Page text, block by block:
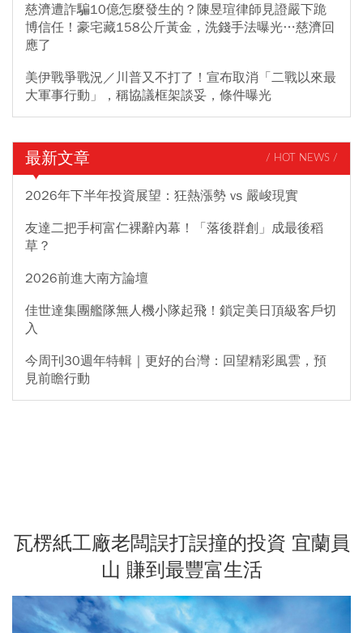
慈濟遭詐騙10億怎麼發生的？陳昱瑄律師見證嚴下跪
博信任！豪宅藏158公斤黃金，洗錢手法曝光…慈濟回
應了
美伊戰爭戰況／川普又不打了！宣布取消「二戰以來最
大軍事行動」，稱協議框架談妥，條件曝光
最新文章 / HOT NEWS /
2026年下半年投資展望：狂熱漲勢 vs 嚴峻現實
友達二把手柯富仁裸辭內幕！「落後群創」成最後稻
草？
2026前進大南方論壇
佳世達集團艦隊無人機小隊起飛！鎖定美日頂級客戶切
入
今周刊30週年特輯｜更好的台灣：回望精彩風雲，預
見前瞻行動
瓦楞紙工廠老闆誤打誤撞的投資 宜蘭員
山 賺到最豐富生活